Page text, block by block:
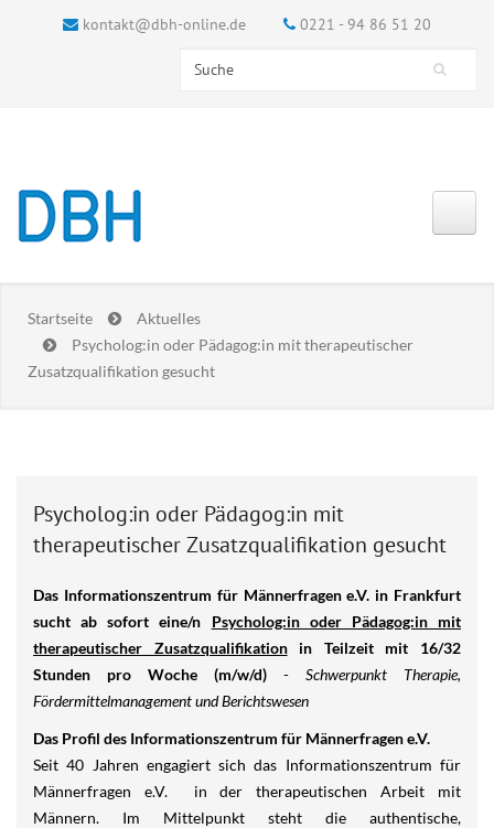
kontakt@dbh-online.de 0221 - 94 86 51 20
Suchformular
Search this site
Startseite
Aktuelles
Psycholog:in oder Pädagog:in mit therapeutischer
Zusatzqualifikation gesucht
Psycholog:in oder Pädagog:in mit
therapeutischer Zusatzqualifikation gesucht
Das Informationszentrum für Männerfragen e.V. in Frankfurt
sucht ab sofort eine/n
Psycholog:in oder Pädagog:in mit
therapeutischer Zusatzqualifikationin Teilzeit mit 16/32
Stunden pro Woche (m/w/d) - Schwerpunkt Therapie,
Fördermittelmanagement und Berichtswesen
Das Profil des Informationszentrum für Männerfragen e.V.
Seit 40 Jahren engagiert sich das Informationszentrum für
Männerfragen e.V. in der therapeutischen Arbeit mit
Männern. Im Mittelpunkt steht die authentische,